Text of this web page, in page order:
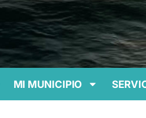
MI MUNICIPIO